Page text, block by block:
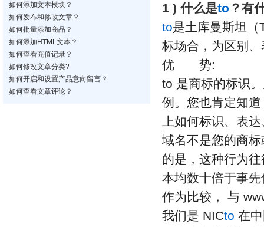
如何添加文本模块？
如何发布和修改文章？
如何批量添加商品？
如何添加HTML文本？
如何查看充值记录？
如何修改文章分类?
如何开启和设置产品意向留言？
如何查看文章评论？
1 ) 什么是to ？有
to是土库曼斯坦
标场合，为区别
优 势:
to 是商标的标识
例。您也肯定知
上如何标识、表
域名不是您的商
的是，这种行为
本均数十倍于事
作为比较， 与
我们是 NICto 在